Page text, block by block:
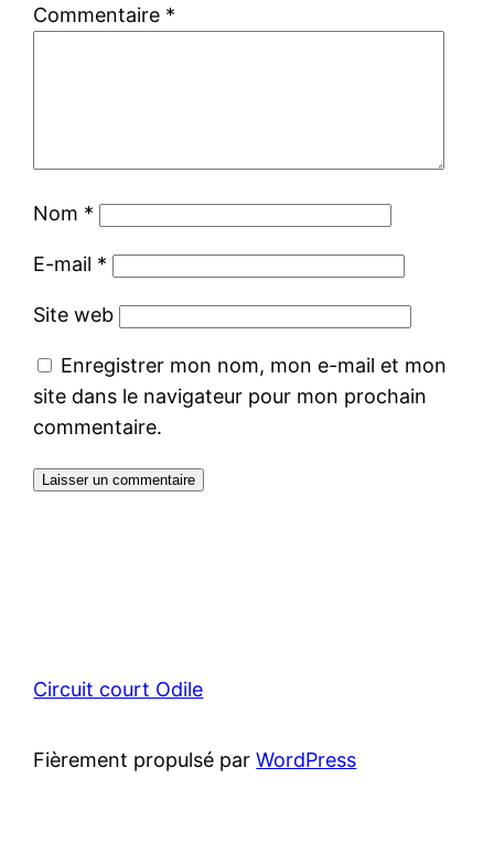
Commentaire *
Nom *
E-mail *
Site web
Enregistrer mon nom, mon e-mail et mon
site dans le navigateur pour mon prochain
commentaire.
Circuit court Odile
Fièrement propulsé parWordPress